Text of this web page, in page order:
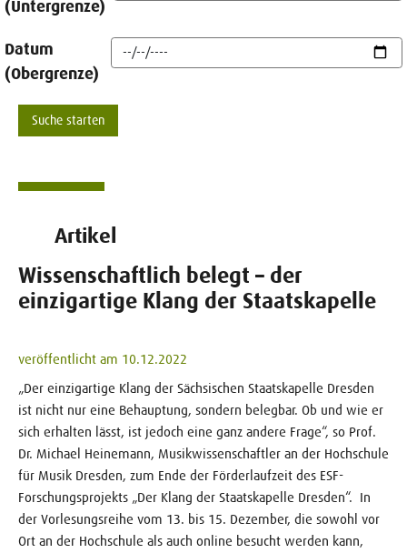
(Untergrenze)
Datum
(Obergrenze)
Artikel
Wissenschaftlich belegt – der
einzigartige Klang der Staatskapelle
veröffentlicht am 10.12.2022
„Der einzigartige Klang der Sächsischen Staatskapelle Dresden
ist nicht nur eine Behauptung, sondern belegbar. Ob und wie er
sich erhalten lässt, ist jedoch eine ganz andere Frage“, so Prof.
Dr. Michael Heinemann, Musikwissenschaftler an der Hochschule
für Musik Dresden, zum Ende der Förderlaufzeit des ESF-
Forschungsprojekts „Der Klang der Staatskapelle Dresden“. In
der Vorlesungsreihe vom 13. bis 15. Dezember, die sowohl vor
Ort an der Hochschule als auch online besucht werden kann,